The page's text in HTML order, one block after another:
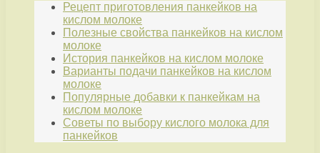
Рецепт приготовления панкейков на
кислом молоке
Полезные свойства панкейков на кислом
молоке
История панкейков на кислом молоке
Варианты подачи панкейков на кислом
молоке
Популярные добавки к панкейкам на
кислом молоке
Советы по выбору кислого молока для
панкейков